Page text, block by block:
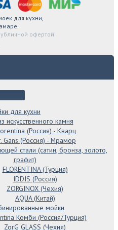
для кухни,
офертой
для кухни
искусственного камня
(Россия) - Кварц
Gans (Россия) - Мрамор
стали (сатин, бронза, золото,
графит)
FLORENTINA (Турция)
IDDIS (Россия)
ZORGINOX (Чехия)
AQUA (Китай)
мойки
Комби (Россия/Турция)
ZorG GLASS (Чехия)